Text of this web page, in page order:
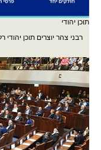
תוכן יהודי
רבני צהר יוצרים תוכן